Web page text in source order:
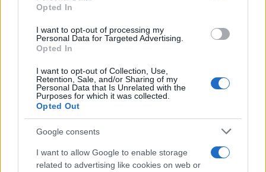
Opted In
I want to opt-out of processing my
Personal Data for Targeted Advertising.
Opted In
I want to opt-out of Collection, Use,
Retention, Sale, and/or Sharing of my
Personal Data that Is Unrelated with the
Purposes for which it was collected.
Opted Out
Google consents
I want to allow Google to enable storage
related to advertising like cookies on web or
«ό,τι κι αν σκαρφιστούν, όσο σιωπητήριο και να προσπαθήσουν να επιβάλουν ο
ασκός του Αιόλου έχει ανοίξει. Τίποτα δεν γλιτώνει τον κ. Μητσοτάκη από τις
ευθύνες του για την εκτροπή που επιχείρησε».
Κάνε κλικ και δες περισσότερο
Flash.grστην αναζήτηση της